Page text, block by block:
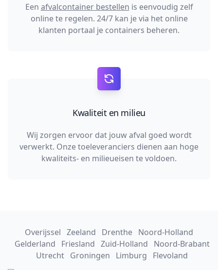
Een afvalcontainer bestellen is eenvoudig zelf
online te regelen. 24/7 kan je via het online
klanten portaal je containers beheren.
Kwaliteit en milieu
Wij zorgen ervoor dat jouw afval goed wordt
verwerkt. Onze toeleveranciers dienen aan hoge
kwaliteits- en milieueisen te voldoen.
Overijssel Zeeland Drenthe Noord-Holland
Gelderland
Friesland Zuid-Holland
Noord-Brabant
Utrecht Groningen Limburg
Flevoland